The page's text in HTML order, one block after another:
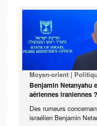
Moyen-orient |
Benjamin Netanyahu
aériennes iraniennes ?
Des rumeurs
israélien Benjamin